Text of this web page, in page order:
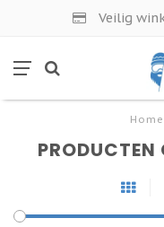
Veilig
Home
PRODUCTEN